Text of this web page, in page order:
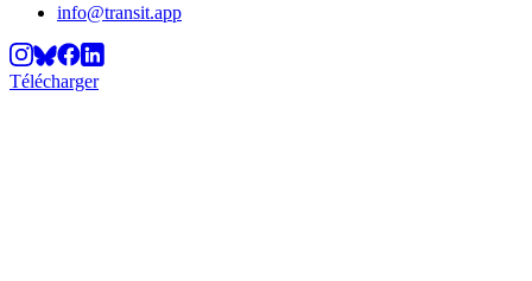
info@transit.app
Télécharger